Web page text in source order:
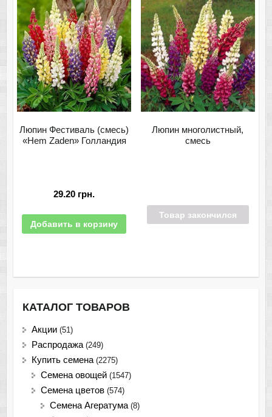
Люпин Фестиваль (смесь)
«Hem Zaden» Голландия
29.20 грн.
Добавить в корзину
Люпин многолистный,
смесь
Товар закончился
КАТАЛОГ ТОВАРОВ
Акции (51)
Распродажа (249)
Купить семена (2275)
Семена овощей (1547)
Семена цветов (574)
Семена Агератума (8)